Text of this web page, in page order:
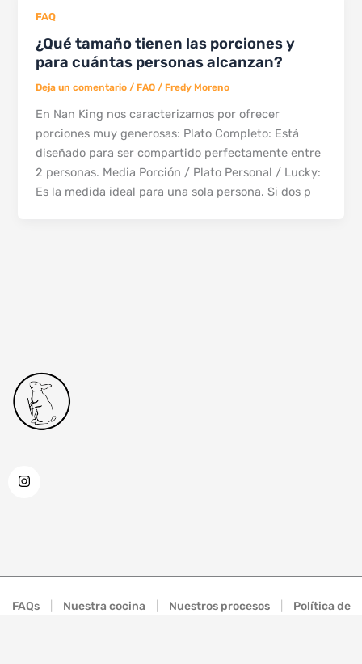
FAQ
¿Qué tamaño tienen las porciones y
para cuántas personas alcanzan?
Deja un comentario / FAQ / Fredy Moreno
En Nan King nos caracterizamos por ofrecer
porciones muy generosas: Plato Completo: Está
diseñado para ser compartido perfectamente entre
2 personas. Media Porción / Plato Personal / Lucky:
Es la medida ideal para una sola persona. Si dos p
FAQs Nuestra cocina Nuestros procesos
Política de